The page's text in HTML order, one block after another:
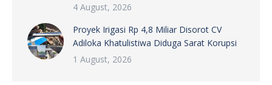
4 August, 2026
Proyek Irigasi Rp 4,8 Miliar Disorot CV
Adiloka Khatulistiwa Diduga Sarat Korupsi
1 August, 2026